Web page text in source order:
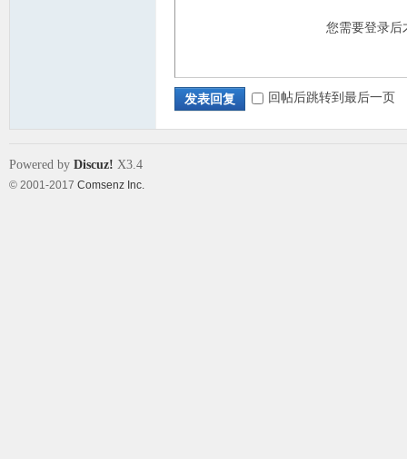
您需要登录
发表回复 回帖后跳转到最后一页
Powered by Discuz! X3.4
© 2001-2017 Comsenz Inc.